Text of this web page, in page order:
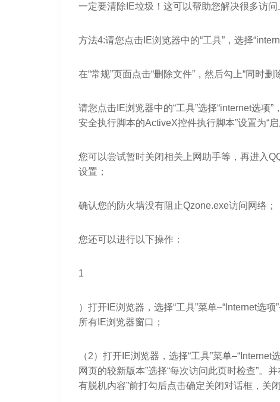
一定要清除IE垃圾！这可以帮助您解决很多访问
方法4:请您点击IE浏览器中的“工具”，选择
在“常规”页面点击“删除文件”，然后勾上“同时删
请您点击IE浏览器中的“工具”选择“internet选项”
安全执行脚本的ActiveX控件执行脚本”设置为“启
您可以尝试暂时关闭相关上网助手等，再进入
设置；
确认您的防火墙没有阻止Qzone.exe访问网络；
您还可以进行以下操作：
1
）打开IE浏览器，选择“工具”菜单–“Internet选项
所有IE浏览器窗口；
（2）打开IE浏览器，选择“工具”菜单
网页的较新版本”选择“每次访问此页时检查”。
有脱机内容”前打勾后点击确定关闭对话框，关